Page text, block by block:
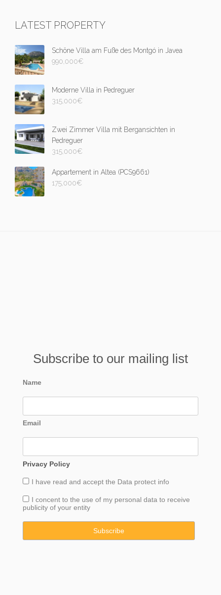
LATEST PROPERTY
Schöne Villa am Fuße des Montgó in Javea
990,000€
Moderne Villa in Pedreguer
315,000€
Zwei Zimmer Villa mit Bergansichten in
Pedreguer
315,000€
Appartement in Altea (PCS9661)
175,000€
Subscribe to our mailing list
Name
Email
Privacy Policy
I have read and accept the Data protect info
I concent to the use of my personal data to receive
publicity of your entity